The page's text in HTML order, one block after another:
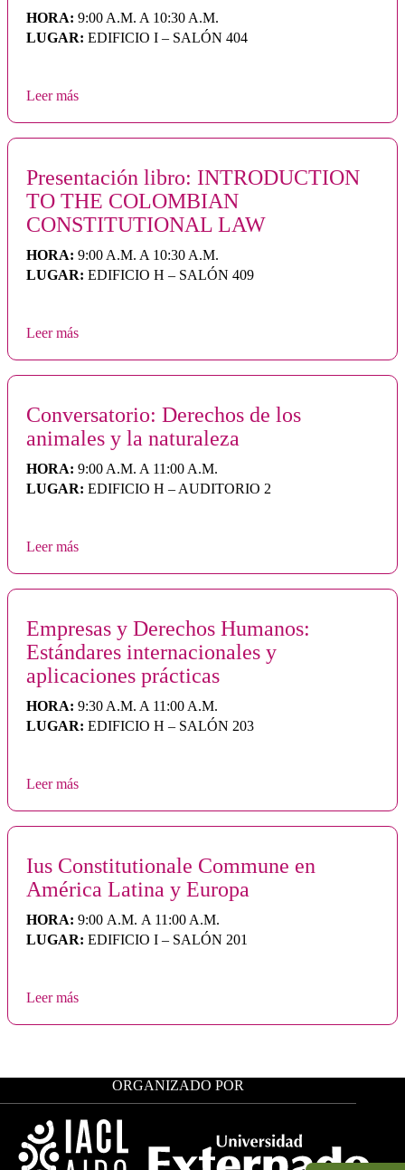
HORA: 9:00 A.M. A 10:30 A.M.
LUGAR: EDIFICIO I – SALÓN 404
Leer más
Presentación libro: INTRODUCTION
TO THE COLOMBIAN
CONSTITUTIONAL LAW
HORA: 9:00 A.M. A 10:30 A.M.
LUGAR: EDIFICIO H – SALÓN 409
Leer más
Conversatorio: Derechos de los
animales y la naturaleza
HORA: 9:00 A.M. A 11:00 A.M.
LUGAR: EDIFICIO H – AUDITORIO 2
Leer más
Empresas y Derechos Humanos:
Estándares internacionales y
aplicaciones prácticas
HORA: 9:30 A.M. A 11:00 A.M.
LUGAR: EDIFICIO H – SALÓN 203
Leer más
Ius Constitutionale Commune en
América Latina y Europa
HORA: 9:00 A.M. A 11:00 A.M.
LUGAR: EDIFICIO I – SALÓN 201
Leer más
ORGANIZADO POR